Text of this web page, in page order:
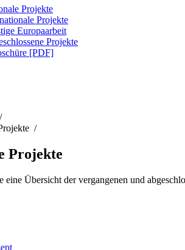
Projekte
Projekte
Europaarbeit
Projekte
[PDF]
/
/
Projekte
eine Übersicht der vergangenen und